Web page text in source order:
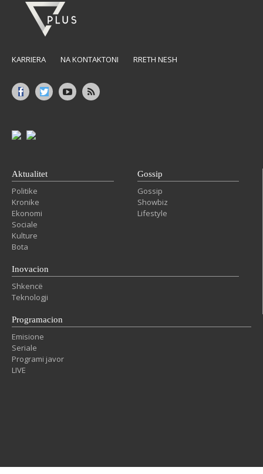
KARRIERA NA KONTAKTONI RRETH NESH
Aktualitet
Politike
Kronike
Ekonomi
Sociale
Kulture
Bota
Gossip
Gossip
Showbiz
Lifestyle
Inovacion
Shkencë
Teknologji
Programacion
Emisione
Seriale
Programi javor
LIVE